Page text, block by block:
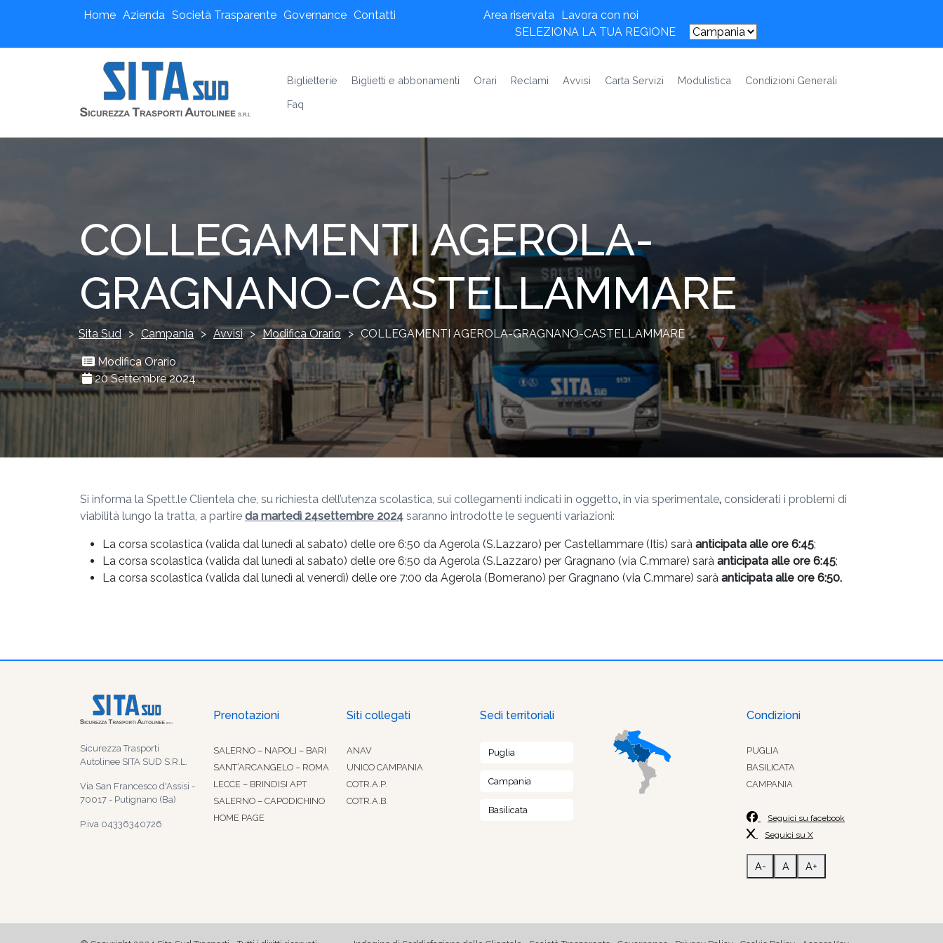
Home Azienda Società Trasparente Governance Contatti Area riservata Lavora con noi
SELEZIONA LA TUA REGIONE
Biglietterie Biglietti e abbonamenti Orari Reclami Avvisi Carta Servizi Modulistica
Condizioni Generali
Faq
COLLEGAMENTI AGEROLA-
GRAGNANO-CASTELLAMMARE
Sita Sud > Campania > Avvisi > Modifica Orario > COLLEGAMENTI AGEROLA-GRAGNANO-CASTELLAMMARE
Modifica Orario
20 Settembre 2024
Si informa la Spett.le Clientela che, su richiesta dell’utenza scolastica, sui collegamenti indicati in oggetto, in via sperimentale, considerati i problemi di
viabilità lungo la tratta, a partire da martedì 24settembre 2024 saranno introdotte le seguenti variazioni:
La corsa scolastica (valida dal lunedì al sabato) delle ore 6:50 da Agerola (S.Lazzaro) per Castellammare (Itis) sarà anticipata alle ore 6:45;
La corsa scolastica (valida dal lunedì al sabato) delle ore 6:50 da Agerola (S.Lazzaro) per Gragnano (via C.mmare) sarà anticipata alle ore 6:45;
La corsa scolastica (valida dal lunedì al venerdì) delle ore 7:00 da Agerola (Bomerano) per Gragnano (via C.mmare) sarà anticipata alle ore 6:50.
Sicurezza Trasporti
Autolinee SITA SUD S.R.L.
Via San Francesco d'Assisi -
70017 - Putignano (Ba)
P.iva 04336340726
Prenotazioni
SALERNO – NAPOLI – BARI
SANT’ARCANGELO – ROMA
LECCE – BRINDISI APT
SALERNO – CAPODICHINO
HOME PAGE
Siti collegati
ANAV
UNICO CAMPANIA
COTR.A.P.
COTR.A.B.
Sedi territoriali
Puglia
Campania
Basilicata
Condizioni
PUGLIA
BASILICATA
CAMPANIA
Seguici su facebook
Seguici su X
A- A A+